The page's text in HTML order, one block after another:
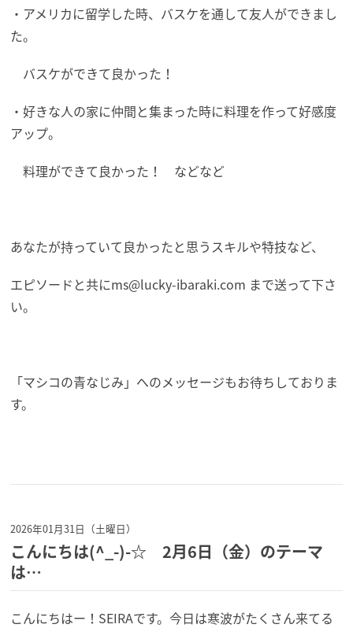
・アメリカに留学した時、バスケを通して友人ができまし
た。
バスケができて良かった！
・好きな人の家に仲間と集まった時に料理を作って好感度
アップ。
料理ができて良かった！ などなど
あなたが持っていて良かったと思うスキルや特技など、
エピソードと共にms@lucky-ibaraki.com まで送って下さ
い。
「マシコの青なじみ」へのメッセージもお待ちしておりま
す。
2026年01月31日（土曜日）
こんにちは(^_-)-☆ 2月6日（金）のテーマ
は…
こんにちはー！SEIRAです。今日は寒波がたくさん来てる